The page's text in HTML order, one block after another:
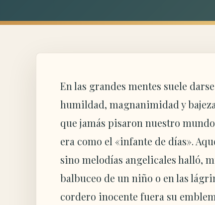
En las grandes mentes suele
humildad, magnanimidad y
que jamás pisaron nuestro
era como el «infante de días».
sino melodías angelicales halló,
balbuceo de un niño o en las
cordero inocente fuera su